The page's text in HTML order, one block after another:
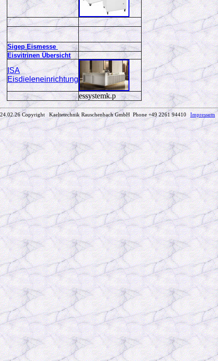
Sigep Eismesse
Eisvitrinen Übersicht
ISA
Eisdieleneinrichtung
essystemk.p
24.02.26 Copyright Kaeltetechnik Rauschenbach GmbHPhone +49 2261 94410 Impressum